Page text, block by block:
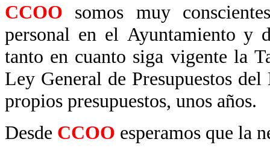
CCOO somos muy
personal en el Ayuntamiento y
tanto en cuanto siga vigente la
Ley General de Presupuestos
propios presupuestos, unos años.
Desde CCOO esperamos que la